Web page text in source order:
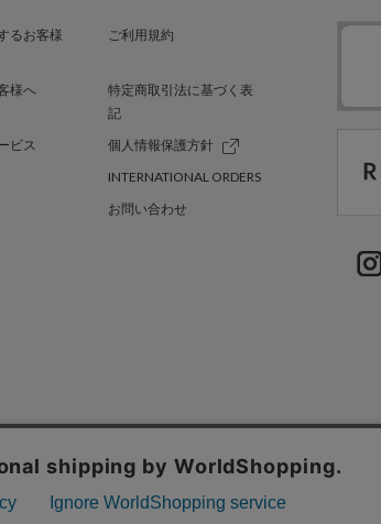
るお客様
ご利用規約
様へ
特定商取引法に基づく表
記
ビス
個人情報保護方針
INTERNATIONAL ORDERS
お問い合わせ
採用情報